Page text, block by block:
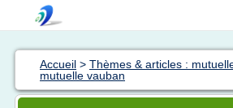
Accueil > Thèmes & articles :
mutuelle vauban